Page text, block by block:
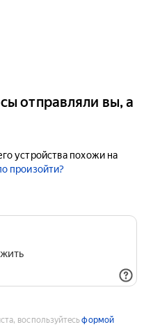
отправляли вы, а
устройства похожи на
произойти?
воспользуйтесьформой